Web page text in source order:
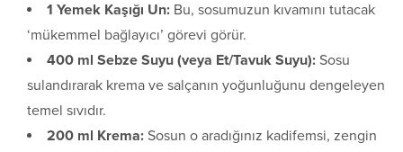
1 Yemek Kaşığı Un: Bu, sosumuzun kıvamını tutacak
‘mükemmel bağlayıcı’ görevi görür.
400 ml Sebze Suyu (veya Et/Tavuk Suyu): Sosu
sulandırarak krema ve salçanın yoğunluğunu dengeleyen
temel sıvıdır.
200 ml Krema: Sosun o aradığınız kadifemsi, zengin